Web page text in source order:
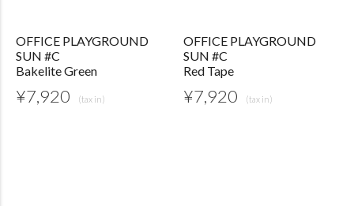
OFFICE PLAYGROUND
SUN #C
Bakelite Green
¥7,920
OFFICE PLAYGROUND
SUN #C
Red Tape
¥7,920